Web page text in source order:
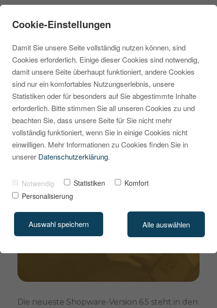
Willkommen,
Shopware 6.5!
VON MARCEL KRIPPENDORF 10. FEBRUAR 2023
Die neueste Shopware-Version 6.5 steht in den
Cookie-Einstellungen
Damit Sie unsere Seite vollständig nutzen können, sind
Cookies erforderlich. Einige dieser Cookies sind notwendig,
damit unsere Seite überhaupt funktioniert, andere Cookies
sind nur ein komfortables Nutzungserlebnis, unsere
Statistiken oder für besonders auf Sie abgestimmte Inhalte
erforderlich. Bitte stimmen Sie all unseren Cookies zu und
beachten Sie, dass unsere Seite für Sie nicht mehr
vollständig funktioniert, wenn Sie in einige Cookies nicht
einwilligen. Mehr Informationen zu Cookies finden Sie in
unserer Datenschutzerklärung.
Notwendig Statistiken
Komfort
Personalisierung
Auswahl speichern Alle auswählen